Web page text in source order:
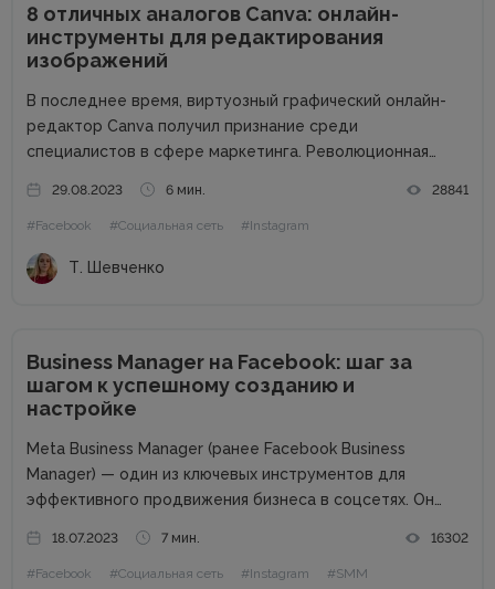
8 отличных аналогов Canva: онлайн-
инструменты для редактирования
изображений
В последнее время, виртуозный графический онлайн-
редактор Canva получил признание среди
специалистов в сфере маркетинга. Революционная
сервис, позволяет максимально упростить работу с
графическим содержимым. Огромный ассортимент
готовых шаблонов, разнообразных шрифтов и
декоративных элементов позволяет даже неопытным...
29.08.2023 6 мин. 28841
#Facebook #Социальная сеть #Instagram
Т. Шевченко
Business Manager на Facebook: шаг за
шагом к успешному созданию и
настройке
Meta Business Manager (ранее Facebook Business
Manager) — один из ключевых инструментов для
эффективного продвижения бизнеса в соцсетях. Он
помогает автоматизировать процессы и
систематизировать данные разных проектов, а также
18.07.2023 7 мин. 16302
#Facebook #Социальная сеть #Instagram #SMM